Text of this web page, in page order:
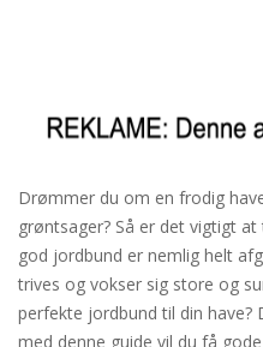
Drømmer du om en frodig
grøntsager? Så er det vigtigt
god jordbund er nemlig helt
trives og vokser sig store og
perfekte jordbund til din have?
med denne guide vil du få